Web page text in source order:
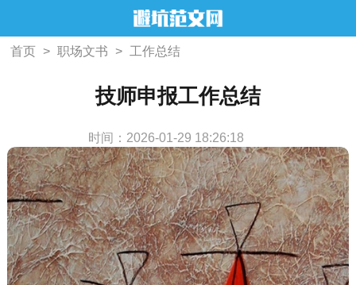
首页 > 职场文书 > 工作总结
技师申报工作总结
时间：2026-01-29 18:26:18